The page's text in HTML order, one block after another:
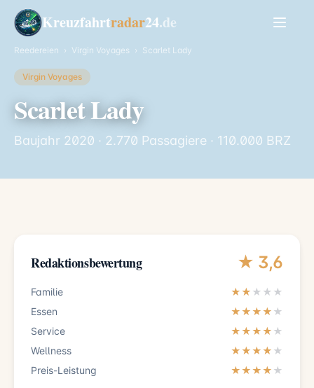
Kreuzfahrtradar24.de
Reedereien › Virgin Voyages › Scarlet Lady
Virgin Voyages
Scarlet Lady
Baujahr 2020 · 2.770 Passagiere · 110.000 BRZ
Redaktionsbewertung ★ 3,6
Familie ★★ ★ ★ ★
Essen
★★★★ ★
Service
★★★★ ★
Wellness
★★★★ ★
Preis-Leistung
★★★★ ★